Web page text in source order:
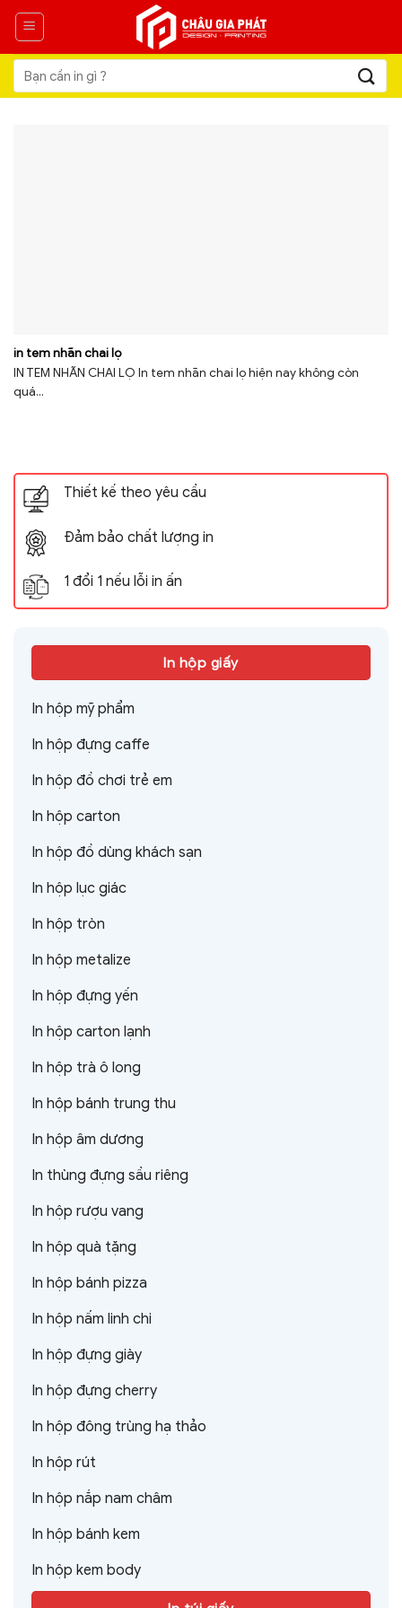
Skip
content
Tìm
kiếm:
in tem nhãn chai lọ
IN TEM NHÃN CHAI LỌ In tem nhãn chai lọ hiện nay không còn
quá...
Thiết kế theo yêu cầu
Đảm bảo chất lượng in
1 đổi 1 nếu lỗi in ấn
In hộp giấy
In hộp mỹ phẩm
In hộp đựng caffe
In hộp đồ chơi trẻ em
In hộp carton
In hộp đồ dùng khách sạn
In hộp lục giác
In hộp tròn
In hộp metalize
In hộp đựng yến
In hộp carton lạnh
In hộp trà ô long
In hộp bánh trung thu
In hộp âm dương
In thùng đựng sầu riêng
In hộp rượu vang
In hộp quà tặng
In hộp bánh pizza
In hộp nấm linh chi
In hộp đựng giày
In hộp đựng cherry
In hộp đông trùng hạ thảo
In hộp rút
In hộp nắp nam châm
In hộp bánh kem
In hộp kem body